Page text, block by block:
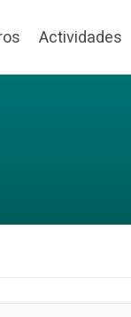
Actividades